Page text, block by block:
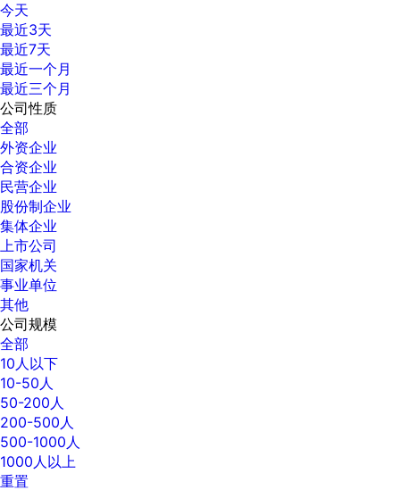
今天
最近3天
最近7天
最近一个月
最近三个月
公司性质
全部
外资企业
合资企业
民营企业
股份制企业
集体企业
上市公司
国家机关
事业单位
其他
公司规模
全部
10人以下
10-50人
50-200人
200-500人
500-1000人
1000人以上
重置